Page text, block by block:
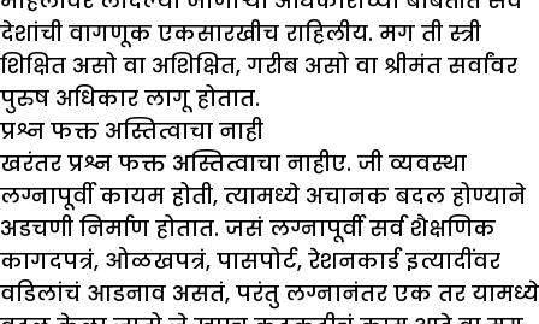
देशांची वागणूक एकसारखीच राहिलीय. मग ती स्त्री
शिक्षित असो वा अशिक्षित, गरीब असो वा श्रीमंत सर्वांवर
पुरुष अधिकार लागू होतात.
प्रश्न फक्त अस्तित्वाचा नाही
खरंतर प्रश्न फक्त अस्तित्वाचा नाहीए. जी व्यवस्था
लग्नापूर्वी कायम होती, त्यामध्ये अचानक बदल होण्याने
अडचणी निर्माण होतात. जसं लग्नापूर्वी सर्व शैक्षणिक
कागदपत्रं, ओळखपत्रं, पासपोर्ट, रेशनकार्ड इत्यादींवर
वडिलांचं आडनाव असतं, परंतु लग्नानंतर एक तर यामध्ये